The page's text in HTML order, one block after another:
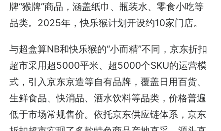
牌“猴牌”商品，涵盖纸巾、瓶装水、零食小吃等
品类。2025年，快乐猴计划开设约10家门店。
与超盒算NB和快乐猴的“小而精”不同，京东折扣
超市采用超5000平米、超5000个SKU的运营模
式，引入京东京造等自有品牌，覆盖日用百货、
生鲜食品、快消品、酒水饮料等品类，价格普遍
低于市场常规售价。依托京东供应链体系，京东